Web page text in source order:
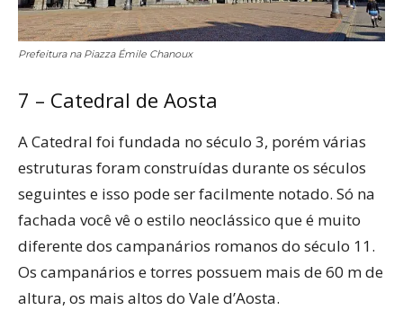
Prefeitura na Piazza Émile Chanoux
7 – Catedral de Aosta
A Catedral foi fundada no século 3, porém várias
estruturas foram construídas durante os séculos
seguintes e isso pode ser facilmente notado. Só na
fachada você vê o estilo neoclássico que é muito
diferente dos campanários romanos do século 11.
Os campanários e torres possuem mais de 60 m de
altura, os mais altos do Vale d’Aosta.